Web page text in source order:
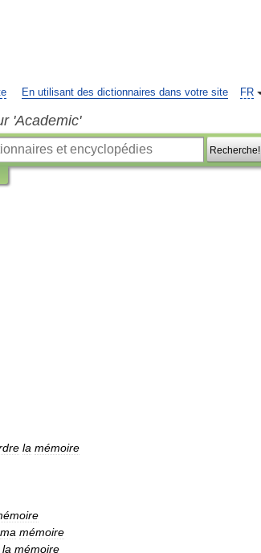
FR
En utilisant des dictionnaires dans votre site
'Academic'
Recherche!
la mémoire
ma mémoire
la mémoire